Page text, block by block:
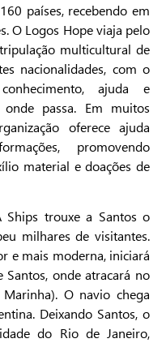
países, recebendo em
O Logos Hope viaja pelo
multicultural de
nacionalidades, com o
ajuda e
passa. Em muitos
oferece ajuda
promovendo
material e doações de
Ships trouxe a Santos o
milhares de visitantes.
e mais moderna, iniciará
onde atracará no
O navio chega
Deixando Santos, o
do Rio de Janeiro,